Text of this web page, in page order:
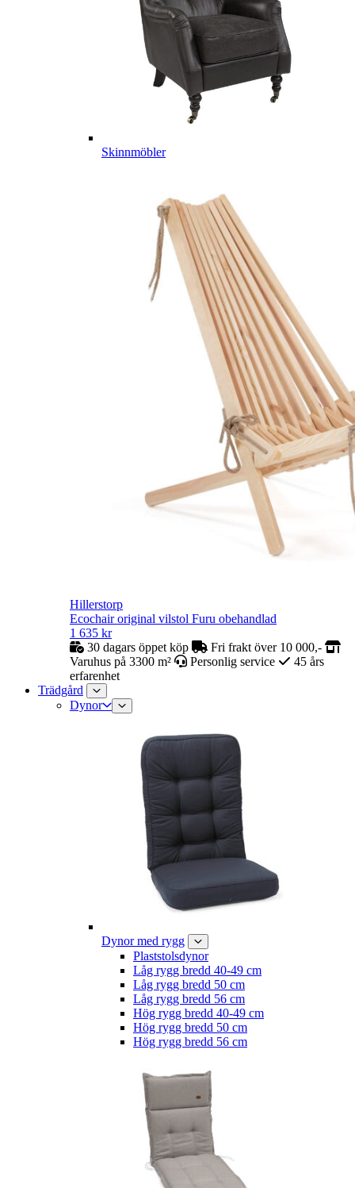
Skinnmöbler
Hillerstorp
Ecochair original vilstol Furu obehandlad
1 635 kr
30 dagars öppet köp
Fri frakt över 10 000,-
Varuhus på 3300 m²
Personlig service
45 års
erfarenhet
Trädgård
Dynor
Dynor med rygg
Plaststolsdynor
Låg rygg bredd 40-49 cm
Låg rygg bredd 50 cm
Låg rygg bredd 56 cm
Hög rygg bredd 40-49 cm
Hög rygg bredd 50 cm
Hög rygg bredd 56 cm